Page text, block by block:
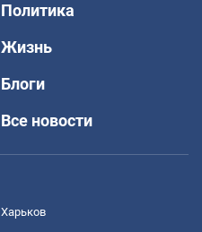
Политика
Жизнь
Блоги
Все новости
Харьков